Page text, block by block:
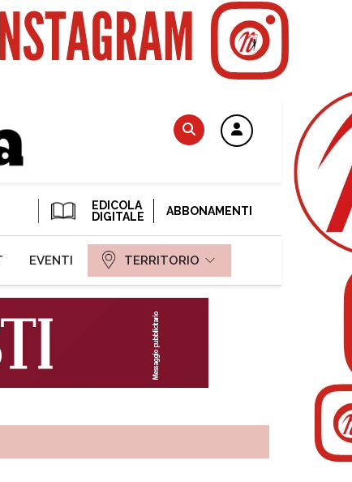
EDICOLA
DIGITALE
ABBONAMENTI
EVENTI TERRITORIO